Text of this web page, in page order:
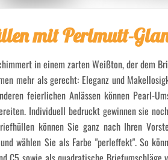
mit Perlmutt-
in einem zarten Weißton, der dem
mehr als gerecht: Eleganz und
feierlichen Anlässen können Pearl-
Individuell bedruckt gewinnen sie
können Sie ganz nach Ihren
wählen Sie als Farbe "perleffekt". So